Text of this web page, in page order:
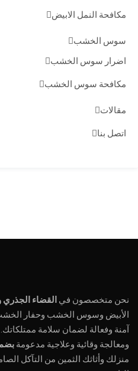
مكافحة النمل الابيض
سوس الخشب
اضرار سوس الخشب
مكافحة سوس الخشب
مقالات
اتصل بنا
نحن متخصصون في القضاء الجذري
الأبيض وسوس الخشب وحفار
آمنة وفعالة لضمان سلامة
ومعالجة وقائية وعلاجية مدعومة
منزلك وأثاثك الثمين من التآكل